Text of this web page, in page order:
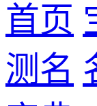
首页
测名